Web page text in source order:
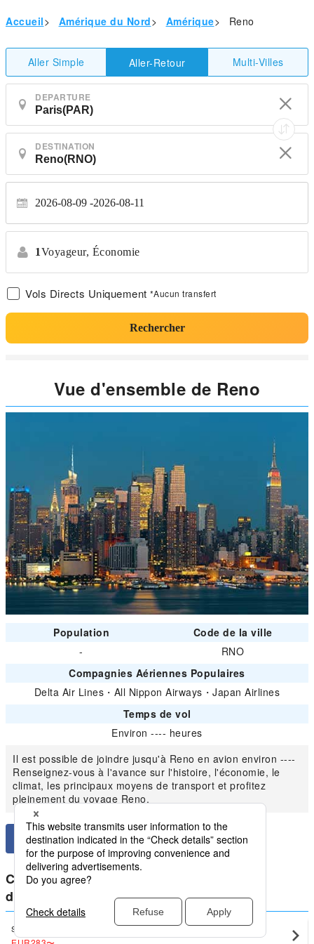
Accueil> Amérique du Nord> Amérique> Reno
Aller Simple Aller-Retour Multi-Villes
DEPARTURE
DESTINATION
2026-08-09 2026-08-11
1Voyageur, Économie
Vols Directs Uniquement *Aucun transfert
Rechercher
Vue d'ensemble de Reno
Population
Code de la ville
-
RNO
Compagnies Aériennes Populaires
Delta Air Lines ・ All Nippon Airways ・Japan Airlines
Temps de vol
Environ ---- heures
Il est possible de joindre jusqu'à Reno en avion environ ----
Renseignez-vous à l'avance sur l'histoire, l'économie, le
climat, les principaux moyens de transport et profitez
pleinement du voyage Reno.
Comparer les prix les plus bas pour
domestique Amérique à partir de Reno
San Francisco Reno(RNO)